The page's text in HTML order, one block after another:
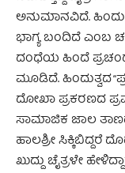
ಅನುಮಾನವಿದೆ.
ಭಾಗ್ಯ ಬಂದಿದೆ ಎಂಬ
ದಂಧೆಯ ಹಿಂದೆ
ಮೂಡಿದೆ. ಹಿಂದುತ್ವದ
ದೋಖಾ ಪ್ರಕರಣದ
ಸಾಮಾಜಿಕ ಜಾಲ
ಹಾಲಶ್ರೀ ಸಿಕ್ಕಿಬಿದ್ದರೆ
ಖುದ್ದು ಚೈತ್ರಳೇ